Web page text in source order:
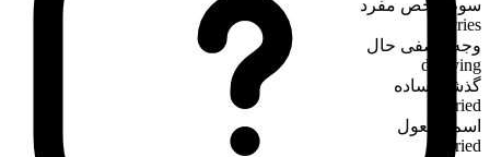
سوم‌شخص مفرد
decries
وجه وصفی حال
decrying
گذشته ساده
decried
اسم مفعول
decried